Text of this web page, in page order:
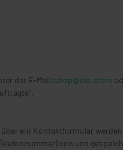
der E-Mail:shop@elo.store
ein Kontaktformular
von uns